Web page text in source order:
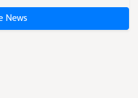
News